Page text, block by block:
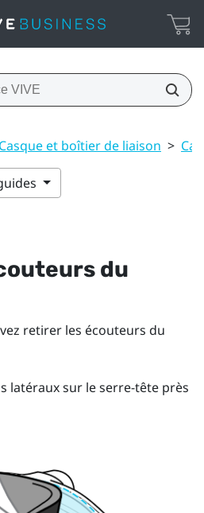
Casque et boîtier de liaison >
du
retirer les écouteurs du
latéraux sur le serre-tête près